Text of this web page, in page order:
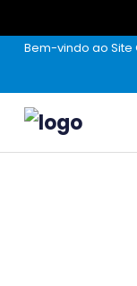
Bem-vindo ao Site